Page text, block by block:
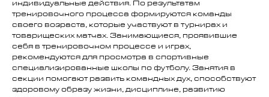
индивидуальные действия. По результатам
тренировочного процесса формируются команды
своего возраста, которые участвуют в турнирах и
товарищеских матчах. Занимающиеся, проявившие
себя в тренировочном процессе и играх,
рекомендуются для просмотра в спортивные
специализированные школы по футболу. Занятия в
секции помогают развить командных дух, способствуют
здоровому образу жизни, дисциплине, развитию